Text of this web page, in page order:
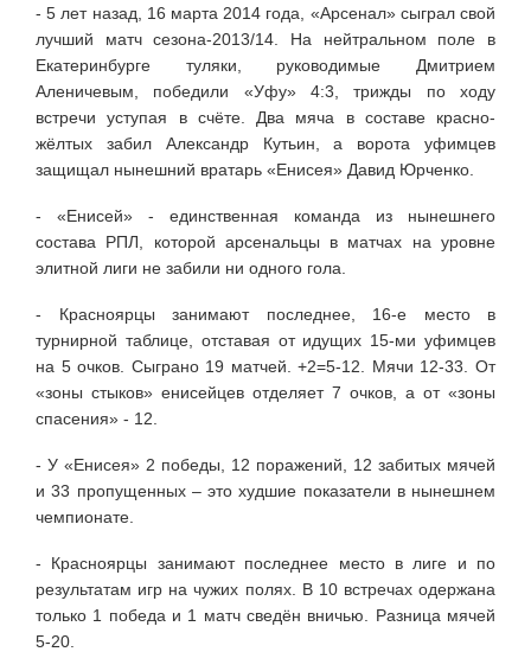
- 5 лет назад, 16 марта 2014 года, «Арсенал» сыграл свой
лучший матч сезона-2013/14. На нейтральном поле в
Екатеринбурге туляки, руководимые Дмитрием
Аленичевым, победили «Уфу» 4:3, трижды по ходу
встречи уступая в счёте. Два мяча в составе красно-
жёлтых забил Александр Кутьин, а ворота уфимцев
защищал нынешний вратарь «Енисея» Давид Юрченко.
- «Енисей» - единственная команда из нынешнего
состава РПЛ, которой арсенальцы в матчах на уровне
элитной лиги не забили ни одного гола.
- Красноярцы занимают последнее, 16-е место в
турнирной таблице, отставая от идущих 15-ми уфимцев
на 5 очков. Сыграно 19 матчей. +2=5-12. Мячи 12-33. От
«зоны стыков» енисейцев отделяет 7 очков, а от «зоны
спасения» - 12.
- У «Енисея» 2 победы, 12 поражений, 12 забитых мячей
и 33 пропущенных – это худшие показатели в нынешнем
чемпионате.
- Красноярцы занимают последнее место в лиге и по
результатам игр на чужих полях. В 10 встречах одержана
только 1 победа и 1 матч сведён вничью. Разница мячей
5-20.